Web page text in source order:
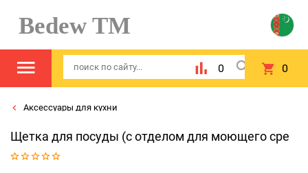
Bedew TM
0 0
Аксессуары для кухни
Щетка для посуды (с отделом для моющего сре